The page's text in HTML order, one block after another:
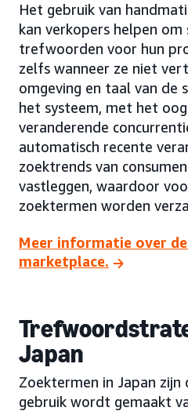
Het gebruik van
kan verkopers helpen
trefwoorden voor hun
zelfs wanneer ze niet
omgeving en taal van de
het systeem, met het
veranderende
automatisch recente
zoektrends van
vastleggen, waardoor
zoektermen worden
Meer informatie over
marketplace.
Japan
Zoektermen in Japan
gebruik wordt gemaakt